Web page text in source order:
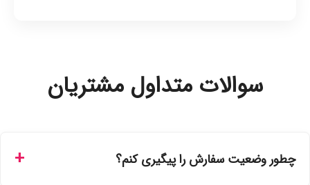
سوالات متداول مشتریان
چطور وضعیت سفارش را پیگیری کنم؟